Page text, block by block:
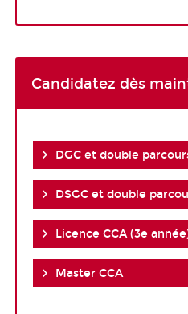
Candidatez dès
DGC et double
DSGC et double
Licence CCA (3e
Master CCA